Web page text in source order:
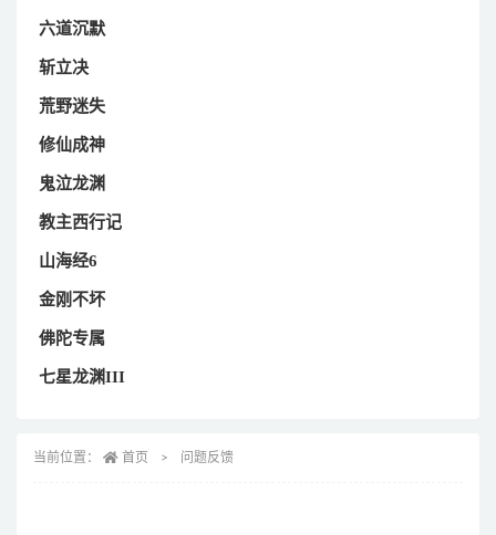
六道沉默
斩立决
荒野迷失
修仙成神
鬼泣龙渊
教主西行记
山海经6
金刚不坏
佛陀专属
七星龙渊III
当前位置： 首页 问题反馈